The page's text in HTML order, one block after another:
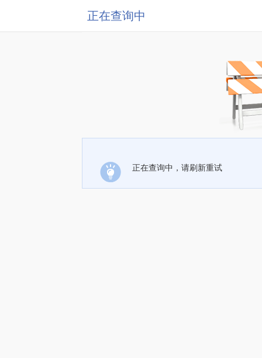
正在查询中
正在查询中，请刷新重试